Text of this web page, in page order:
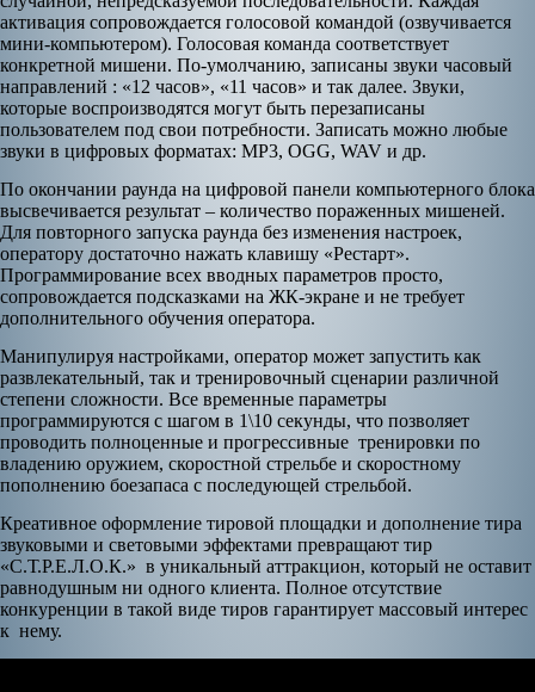
активация сопровождается голосовой командой (озвучивается
мини-компьютером). Голосовая команда соответствует
конкретной мишени. По-умолчанию, записаны звуки часовый
направлений : «12 часов», «11 часов» и так далее. Звуки,
которые воспроизводятся могут быть перезаписаны
пользователем под свои потребности. Записать можно любые
звуки в цифровых форматах: МР3, OGG, WAV и др.
По окончании раунда на цифровой панели компьютерного блока
высвечивается результат – количество пораженных мишеней.
Для повторного запуска раунда без изменения настроек,
оператору достаточно нажать клавишу «Рестарт».
Программирование всех вводных параметров просто,
сопровождается подсказками на ЖК-экране и не требует
дополнительного обучения оператора.
Манипулируя настройками, оператор может запустить как
развлекательный, так и тренировочный сценарии различной
степени сложности. Все временные параметры
программируются с шагом в 1\10 секунды, что позволяет
проводить полноценные и прогрессивные тренировки по
владению оружием, скоростной стрельбе и скоростному
пополнению боезапаса с последующей стрельбой.
Креативное оформление тировой площадки и дополнение тира
звуковыми и световыми эффектами превращают тир
«С.Т.Р.Е.Л.О.К.» в уникальный аттракцион, который не оставит
равнодушным ни одного клиента. Полное отсутствие
конкуренции в такой виде тиров гарантирует массовый интерес
к нему.